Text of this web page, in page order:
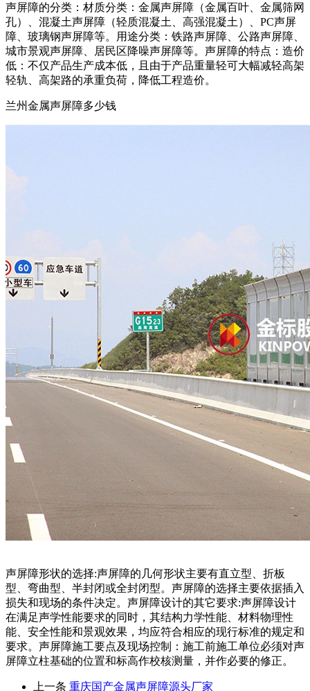
声屏障的分类：材质分类：金属声屏障（金属百叶、金属筛网
孔）、混凝土声屏障（轻质混凝土、高强混凝土）、PC声屏
障、玻璃钢声屏障等。用途分类：铁路声屏障、公路声屏障、
城市景观声屏障、居民区降噪声屏障等。声屏障的特点：造价
低：不仅产品生产成本低，且由于产品重量轻可大幅减轻高架
轻轨、高架路的承重负荷，降低工程造价。
兰州金属声屏障多少钱
声屏障形状的选择:声屏障的几何形状主要有直立型、折板
型、弯曲型、半封闭或全封闭型。声屏障的选择主要依据插入
损失和现场的条件决定。声屏障设计的其它要求:声屏障设计
在满足声学性能要求的同时，其结构力学性能、材料物理性
能、安全性能和景观效果，均应符合相应的现行标准的规定和
要求。声屏障施工要点及现场控制：施工前施工单位必须对声
屏障立柱基础的位置和标高作校核测量，并作必要的修正。
上一条 重庆国产金属声屏障源头厂家